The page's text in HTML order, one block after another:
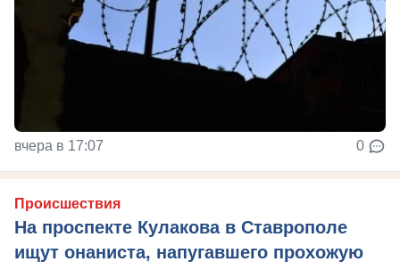
вчера в 17:07 0
Происшествия
На проспекте Кулакова в Ставрополе
ищут онаниста, напугавшего прохожую